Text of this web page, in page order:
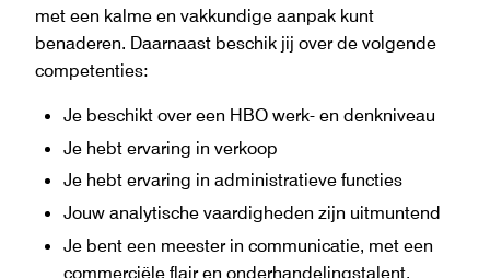
met een kalme en vakkundige aanpak kunt
benaderen. Daarnaast beschik jij over de volgende
competenties:
Je beschikt over een HBO werk- en denkniveau
Je hebt ervaring in verkoop
Je hebt ervaring in administratieve functies
Jouw analytische vaardigheden zijn uitmuntend
Je bent een meester in communicatie, met een
commerciële flair en onderhandelingstalent.